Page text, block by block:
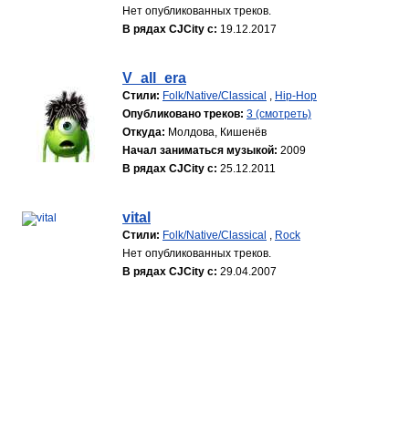
Нет опубликованных треков.
В рядах CJCity с: 19.12.2017
V_all_era
Стили: Folk/Native/Classical , Hip-Hop
Опубликовано треков: 3 (смотреть)
Откуда: Молдова, Кишенёв
Начал заниматься музыкой: 2009
В рядах CJCity с: 25.12.2011
vital
Стили: Folk/Native/Classical , Rock
Нет опубликованных треков.
В рядах CJCity с: 29.04.2007